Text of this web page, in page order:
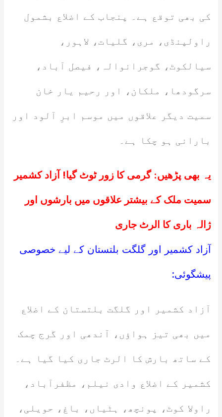
کی بھی توقع ہے۔ پنجاب کے اضلاع بشمول
راولپنڈی، مری، گلیات، لاہور،
سیالکوٹ، گوجرانوالہ، فیصل آباد،
سرگودھا، ملکان، اور رحیم یار خان
سمیت دیگر علاقوں میں موسم ابرِ آلود اور
بارانی ہو چکا ہے۔
یہ بھی پڑھیں:گرمی کا زور ٹوٹ گیا! آزاد کشمیر
سمیت ملک کے بیشتر علاقوں میں بارشوں اور
ژالہ باری کا الرٹ جاری
آزاد کشمیر اور گلگت بلتستان کے لیے خصوصی
پیشگوئی:
آزاد کشمیر اور گلگت بلتستان کے اضلاع
میں بھی تیز ہواؤں، آندھی اور گرج چمک
کے ساتھ بارش کا الرٹ جاری کیا گیا ہے۔
کشمیر کے اضلاع وادی نیلم، مظفرآباد،
راولا کوٹ، پونچھ، ہٹیاں، باغ، حویلی،